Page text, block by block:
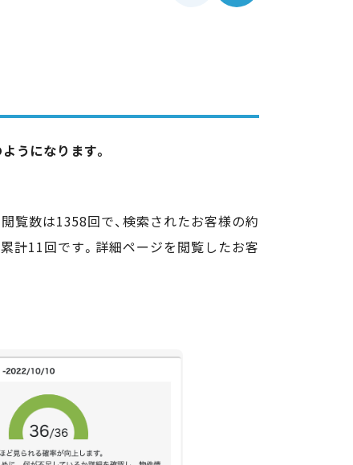
うになります。
覧数は1358回で、検索されたお客様の約
計11回です。詳細ページを閲覧したお客